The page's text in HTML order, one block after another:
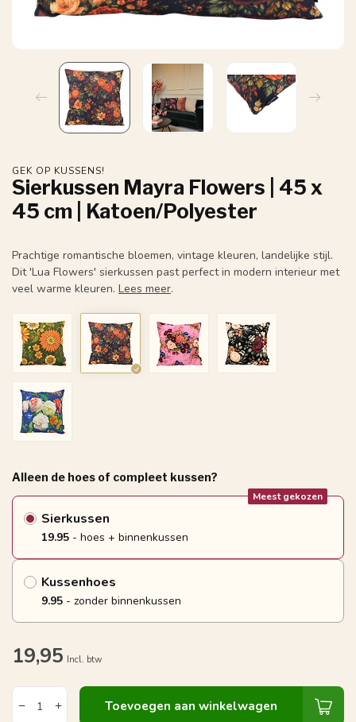
GEK OP KUSSENS!
Sierkussen Mayra Flowers | 45 x
45 cm | Katoen/Polyester
Prachtige romantische bloemen, vintage kleuren, landelijke stijl.
Dit 'Lua Flowers' sierkussen past perfect in modern interieur met
veel warme kleuren. Lees meer.
Alleen de hoes of compleet kussen?
Sierkussen
Meest gekozen
19.95 - hoes + binnenkussen
Kussenhoes
9.95 - zonder binnenkussen
19,95 Incl. btw
Toevoegen aan winkelwagen